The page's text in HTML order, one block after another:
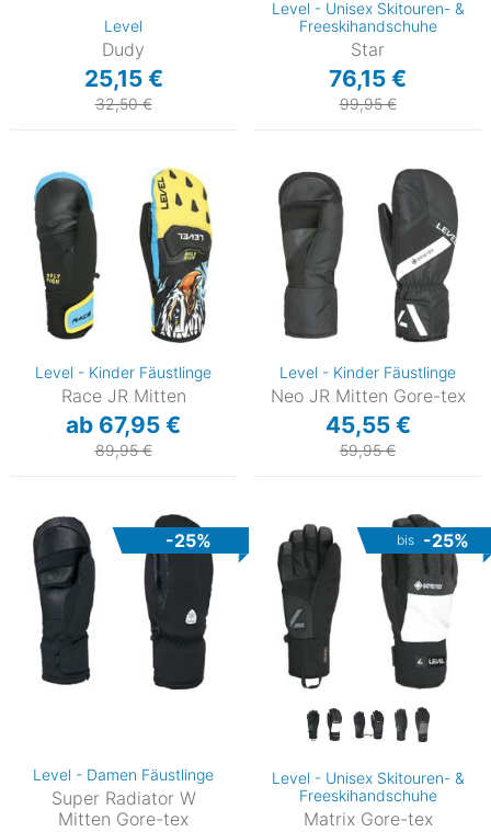
Level
Dudy
25,15 €
32,50 €
Level - Unisex Skitouren- &
Freeskihandschuhe
Star
76,15 €
99,95 €
Level - Kinder Fäustlinge
Race JR Mitten
ab 67,95 €
89,95 €
Level - Kinder Fäustlinge
Neo JR Mitten Gore-tex
45,55 €
59,95 €
-25%
Level - Damen Fäustlinge
Super Radiator W
Mitten Gore-tex
bis -25%
Level - Unisex Skitouren- &
Freeskihandschuhe
Matrix Gore-tex